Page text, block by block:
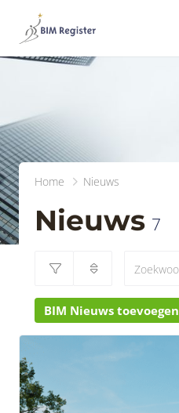
Home Nieuws
Nieuws 7
BIM Nieuws toevoegen